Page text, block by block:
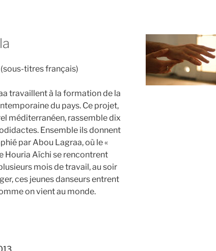
(sous-titres français)
travaillent à la formation de la
du pays. Ce projet,
méditerranéen, rassemble dix
Ensemble ils donnent
par Abou Lagraa, où le «
Houria Aïchi se rencontrent
mois de travail, au soir
ces jeunes danseurs entrent
on vient au monde.